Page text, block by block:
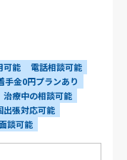
可能
電話相談可能
手金0円プランあり
治療中の相談可能
出張対応可能
談可能